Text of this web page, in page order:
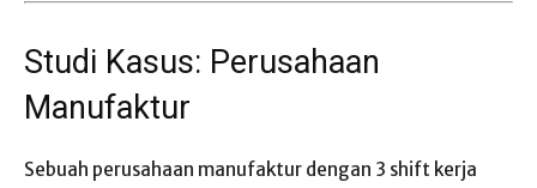
Studi Kasus: Perusahaan
Manufaktur
Sebuah perusahaan manufaktur dengan 3 shift kerja